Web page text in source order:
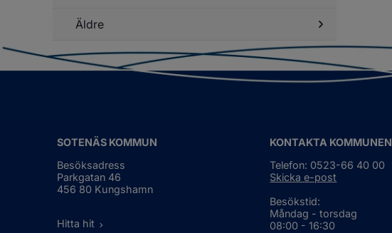
och
Äldre
Undersidor
för
Äldre
SOTENÄS KOMMUN
Besöksadress
Parkgatan 46
456 80 Kungshamn
Hitta hit
KONTAKTA KOMMUNEN
Telefon: 0523-66 40 00
Skicka e-post
Besökstid:
Måndag - torsdag
08:00 - 16:30